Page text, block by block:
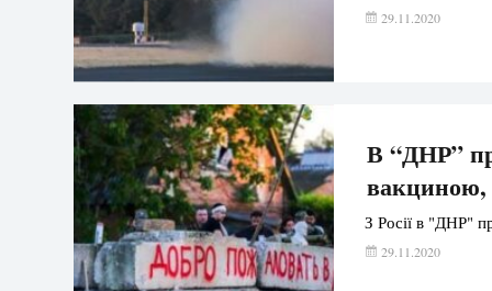
29.11.2020
В “ДНР”
вакциною,
З Росії в "ДНР"
29.11.2020